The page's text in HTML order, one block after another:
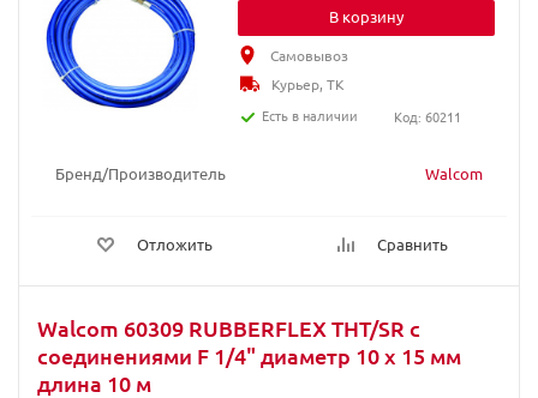
Бренд/Производитель Walcom
Отложить Сравнить
В корзину
Самовывоз
Курьер, ТК
Есть в наличии
Код: 60211
Walcom 60309 RUBBERFLEX THT/SR с
соединениями F 1/4" диаметр 10 х 15 мм
длина 10 м